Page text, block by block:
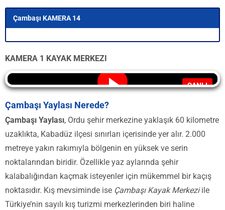
Çambaşı KAMERA 14
KAMERA 1 KAYAK MERKEZI
CANLI
Çambaşı Yaylası Nerede?
Çambaşı Yaylası, Ordu şehir merkezine yaklaşık 60 kilometre
uzaklıkta, Kabadüz ilçesi sınırları içerisinde yer alır. 2.000
metreye yakın rakımıyla bölgenin en yüksek ve serin
noktalarından biridir. Özellikle yaz aylarında şehir
kalabalığından kaçmak isteyenler için mükemmel bir kaçış
noktasıdır. Kış mevsiminde ise Çambaşı Kayak Merkeziile
Türkiye’nin sayılı kış turizmi merkezlerinden biri haline